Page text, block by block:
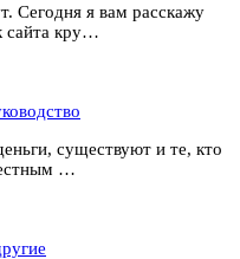
Сегодня я вам расскажу
сайта кру…
существуют и те, кто
…